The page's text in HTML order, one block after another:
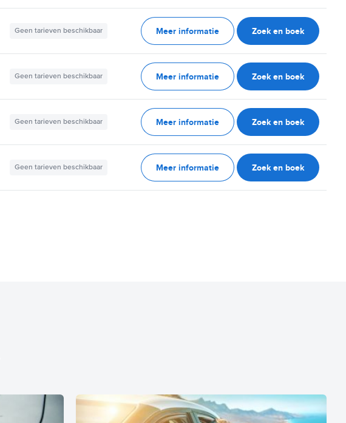
Geen tarieven beschikbaar Meer informatie Zoek en boek
Geen tarieven beschikbaar Meer informatie Zoek en boek
Geen tarieven beschikbaar Meer informatie Zoek en boek
Geen tarieven beschikbaar Meer informatie Zoek en boek